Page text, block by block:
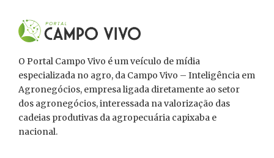
O Portal Campo Vivo é um veículo de mídia
especializada no agro, da Campo Vivo – Inteligência em
Agronegócios, empresa ligada diretamente ao setor
dos agronegócios, interessada na valorização das
cadeias produtivas da agropecuária capixaba e
nacional.